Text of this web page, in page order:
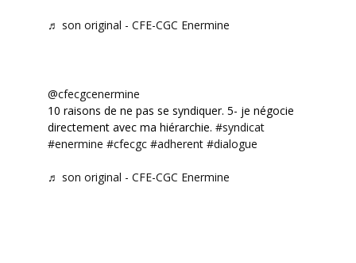
♬ son original - CFE-CGC Enermine
@cfecgcenermine
10 raisons de ne pas se syndiquer. 5- je négocie
directement avec ma hiérarchie. #syndicat
#enermine #cfecgc #adherent #dialogue
♬ son original - CFE-CGC Enermine